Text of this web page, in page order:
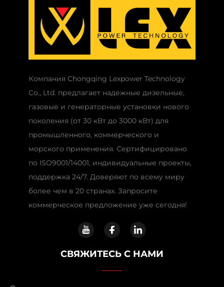
Компания Chongqing Lexpower Technology
Co., Ltd. предлагает надежные дизельные,
газовые и генераторные установки нового
поколения (от 30 кВт до 3000 кВт) для
промышленного, коммерческого и
морского применения. Сертифицировано
по ISO9001/14001, индивидуальные проекты,
поддержка 24/7. Доверяют по всему миру
более чем в 20 странах. Запросите
коммерческое предложение уже сегодня!
СВЯЖИТЕСЬ С НАМИ